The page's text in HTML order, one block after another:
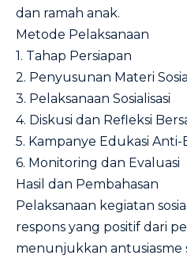
dan ramah anak.
Metode Pelaksanaan
1. Tahap Persiapan
2. Penyusunan Materi
3. Pelaksanaan Sosialisasi
4. Diskusi dan Refleksi
5. Kampanye Edukasi
6. Monitoring dan Evaluasi
Hasil dan Pembahasan
Pelaksanaan kegiatan
respons yang positif dari
menunjukkan antusiasme